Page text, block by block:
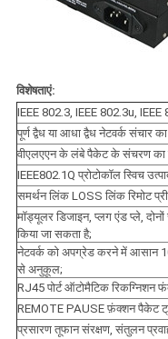
विशेषताएं:
IEEE 802.3, IEEE 802.3u,
पूर्ण द्वैध या आधा द्वैध नेटवर्क संचार
वीएलएएन के लंबे पैकेट के संचरण का
IEEE802.1Q प्रोटोकॉल स्विच
समर्थन लिंक LOSS लिंक रिमोट
मॉड्यूलर डिजाइन, प्लग एंड प्ले,
किया जा सकता है;
नेटवर्क को अपग्रेड करने में आसान
से अनुकूल;
RJ45 पोर्ट ऑटोमैटिक
REMOTE PAUSE फ़ंक्शन पैकेट
प्रसारण तूफान संरक्षण, संतुलन